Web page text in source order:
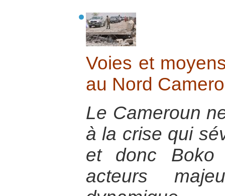
Voies et
au Nord
Le Cameroun
à la crise qui
et donc
acteurs